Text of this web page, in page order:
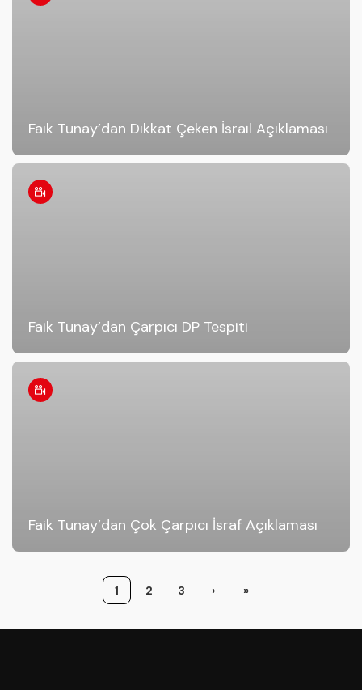
Faik Tunay’dan Dikkat Çeken İsrail Açıklaması
Faik Tunay’dan Çarpıcı DP Tespiti
Faik Tunay’dan Çok Çarpıcı İsraf Açıklaması
1 2 3 › »